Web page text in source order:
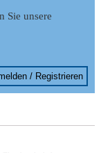
Sie unsere
/ Registrieren